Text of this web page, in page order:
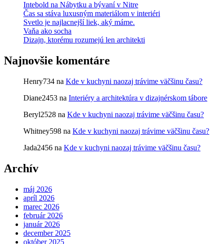
Intebold na Nábytku a bývaní v Nitre
Čas sa stáva luxusným materiálom v interiéri
Svetlo je najlacnejší liek, aký máme.
Vaňa ako socha
Dizajn, ktorému rozumejú len architekti
Najnovšie komentáre
Henry734 na Kde v kuchyni naozaj trávime väčšinu času?
Diane2453 na Interiéry a architektúra v dizajnérskom tábore
Beryl2528 na Kde v kuchyni naozaj trávime väčšinu času?
Whitney598 na Kde v kuchyni naozaj trávime väčšinu času?
Jada2456 na Kde v kuchyni naozaj trávime väčšinu času?
Archív
máj 2026
apríl 2026
marec 2026
február 2026
január 2026
december 2025
október 2025